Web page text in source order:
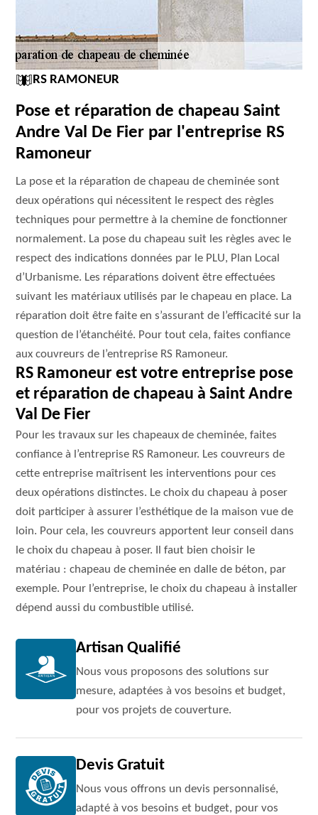
RS RAMONEUR
Pose et réparation de chapeau Saint
Andre Val De Fier par l'entreprise RS
Ramoneur
La pose et la réparation de chapeau de cheminée sont
deux opérations qui nécessitent le respect des règles
techniques pour permettre à la chemine de fonctionner
normalement. La pose du chapeau suit les règles avec le
respect des indications données par le PLU, Plan Local
d’Urbanisme. Les réparations doivent être effectuées
suivant les matériaux utilisés par le chapeau en place. La
réparation doit être faite en s’assurant de l’efficacité sur la
question de l’étanchéité. Pour tout cela, faites confiance
aux couvreurs de l’entreprise RS Ramoneur.
RS Ramoneur est votre entreprise pose
et réparation de chapeau à Saint Andre
Val De Fier
Pour les travaux sur les chapeaux de cheminée, faites
confiance à l’entreprise RS Ramoneur. Les couvreurs de
cette entreprise maîtrisent les interventions pour ces
deux opérations distinctes. Le choix du chapeau à poser
doit participer à assurer l’esthétique de la maison vue de
loin. Pour cela, les couvreurs apportent leur conseil dans
le choix du chapeau à poser. Il faut bien choisir le
matériau : chapeau de cheminée en dalle de béton, par
exemple. Pour l’entreprise, le choix du chapeau à installer
dépend aussi du combustible utilisé.
Artisan Qualifié
Nous vous proposons des solutions sur
mesure, adaptées à vos besoins et budget,
pour vos projets de couverture.
Devis Gratuit
Nous vous offrons un devis personnalisé,
adapté à vos besoins et budget, pour vos